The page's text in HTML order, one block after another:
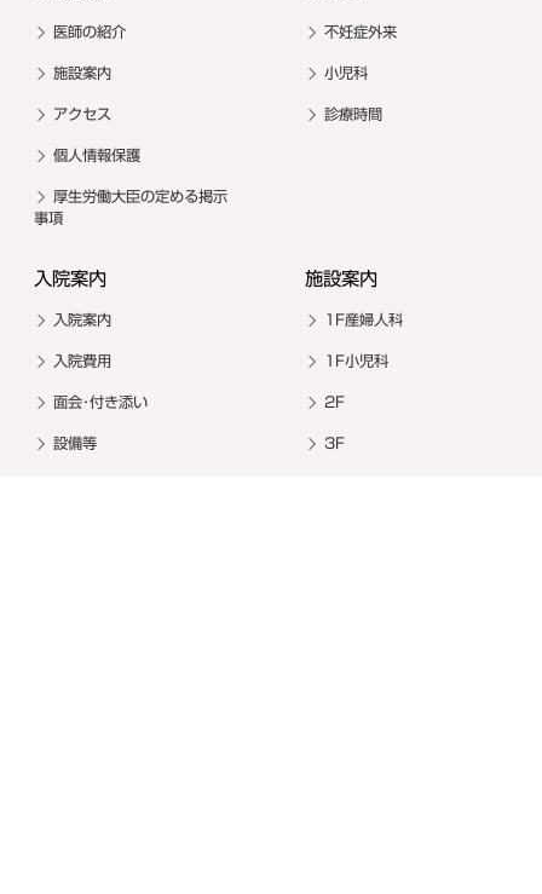
医師の紹介
施設案内
アクセス
個人情報保護
厚生労働大臣の定める掲示
事項
不妊症外来
小児科
診療時間
入院案内
入院案内
入院費用
面会･付き添い
設備等
施設案内
1F産婦人科
1F小児科
2F
3F